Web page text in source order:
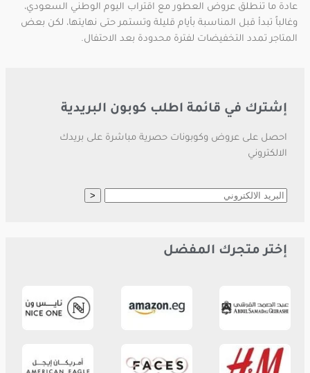
عادة ما تنطلق عروض العطور مع اقتراب اليوم الوطني السعودي،
وغالباً تبدأ قبل المناسبة بأيام قليلة وتستمر حتى نهايتها، لكن بعض
المتاجر تمدد التخفيضات لفترة محدودة بعد الاحتفال.
إشترك في قائمة اطلب كوبون البريدية
احصل على عروض وكوبونات حصرية مباشرة على بريدك
الالكتروني
إختر متجرك المفضل